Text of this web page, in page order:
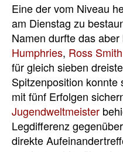
Eine der vom Niveau
am Dienstag zu
Namen durfte das
Humphries, Ross Smith
für gleich sieben
Spitzenposition
mit fünf Erfolgen
Jugendweltmeister
Legdifferenz
direkte